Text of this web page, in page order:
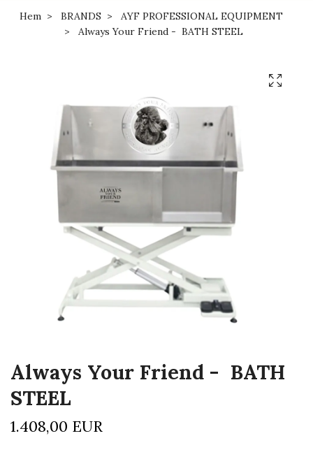
Hem BRANDS
AYF PROFESSIONAL EQUIPMENT
Always Your Friend - BATH STEEL
Always Your Friend - BATH
STEEL
1.408,00 EUR